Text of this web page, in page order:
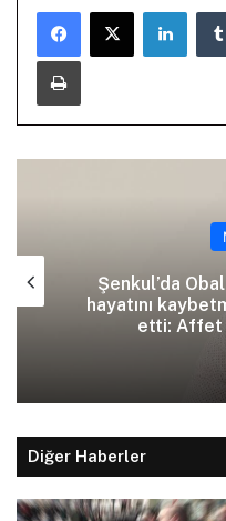
Yazdır
Şenkul’da
hayatını
etti: Affet
Diğer Haberler